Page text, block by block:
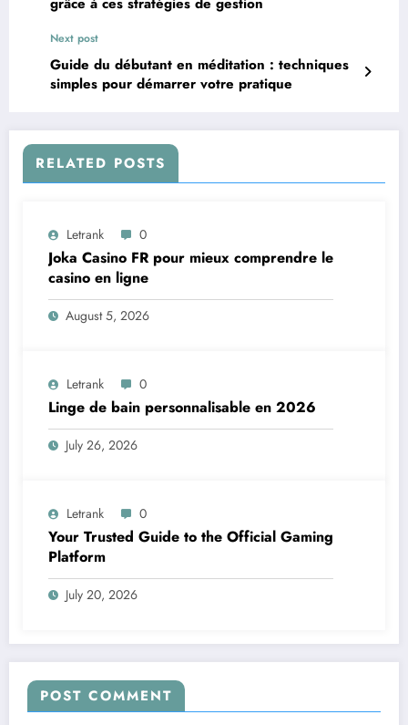
Next post
Guide du débutant en méditation : techniques
simples pour démarrer votre pratique
RELATED POSTS
Letrank 0
Joka Casino FR pour mieux comprendre le
casino en ligne
August 5, 2026
Letrank 0
Linge de bain personnalisable en 2026
July 26, 2026
Letrank 0
Your Trusted Guide to the Official Gaming
Platform
July 20, 2026
POST COMMENT